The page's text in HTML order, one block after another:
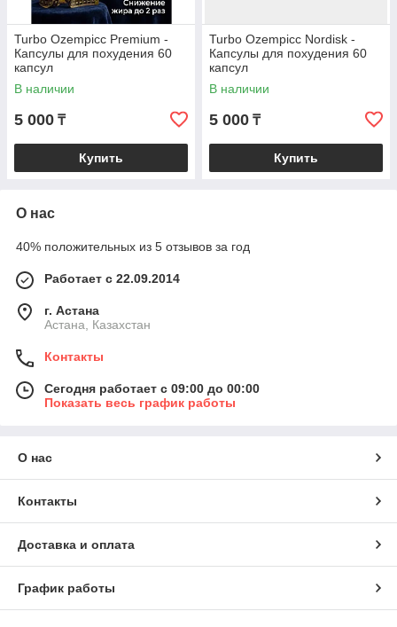
Turbo Ozempicс Premium -
Капсулы для похудения 60
капсул
В наличии
5 000 ₸
Купить
Turbo Ozempicc Nordisk -
Капсулы для похудения 60
капсул
В наличии
5 000 ₸
Купить
О нас
40% положительных из 5 отзывов за год
Работает с 22.09.2014
г. Астана
Астана, Казахстан
Контакты
Сегодня работает с 09:00 до 00:00
Показать весь график работы
О нас
Контакты
Доставка и оплата
График работы